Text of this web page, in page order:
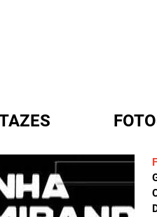
DE BUSCA